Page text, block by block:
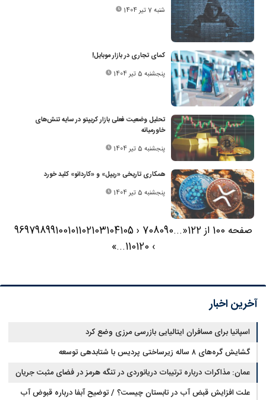
شنبه 7 تیر 1404
کمای تجاری در بازار موبایل!
پنجشنبه 5 تیر 1404
تحلیل وضعیت فعلی بازار کریپتو در سایه تنش‌های
خاورمیانه
پنجشنبه 5 تیر 1404
همکاری تاریخی «ریپل» و «کاردانو» کلید خورد
پنجشنبه 5 تیر 1404
صفحه 100 از 122 «
...
708090
‹
96979899100101102103104105
›
110120
...
»
آخرین اخبار
اسپانیا برای مسافران ایتالیایی بازرسی مرزی وضع کرد
گشایش گره‌های ۸ ساله زیرساختی پردیس با شتابدهی توسعه
عمان: مذاکرات درباره ترتیبات دریانوردی در تنگه هرمز در فضای مثبت جریان
دارد
علت افزایش قبض آب در تابستان چیست؟ / توضیح آبفا درباره قبوض آب